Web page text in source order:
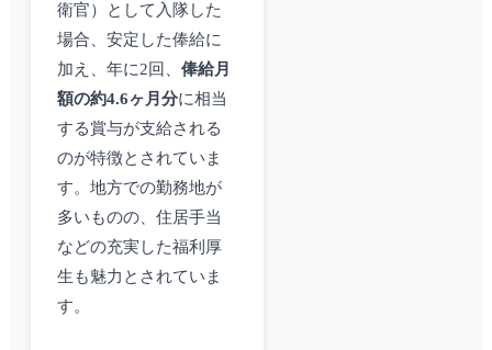
衛官）として入隊した
場合、安定した俸給に
加え、年に2回、 俸給月
額の約4.6ヶ月分に相当
する賞与が支給される
のが特徴とされていま
す。地方での勤務地が
多いものの、住居手当
などの充実した福利厚
生も魅力とされていま
す。